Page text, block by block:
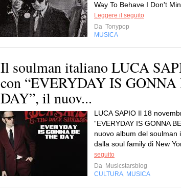
Way To Behave I Don't
Leggere il seguito
Da Tonypop
MUSICA
Il soulman italiano LUCA
con “EVERYDAY IS
DAY”, il nuov...
LUCA SAPIO Il 18
“EVERYDAY IS GONNA
nuovo album del soulman
dalla soul family di New
seguito
Da Musicstarsblog
CULTURA MUSICA